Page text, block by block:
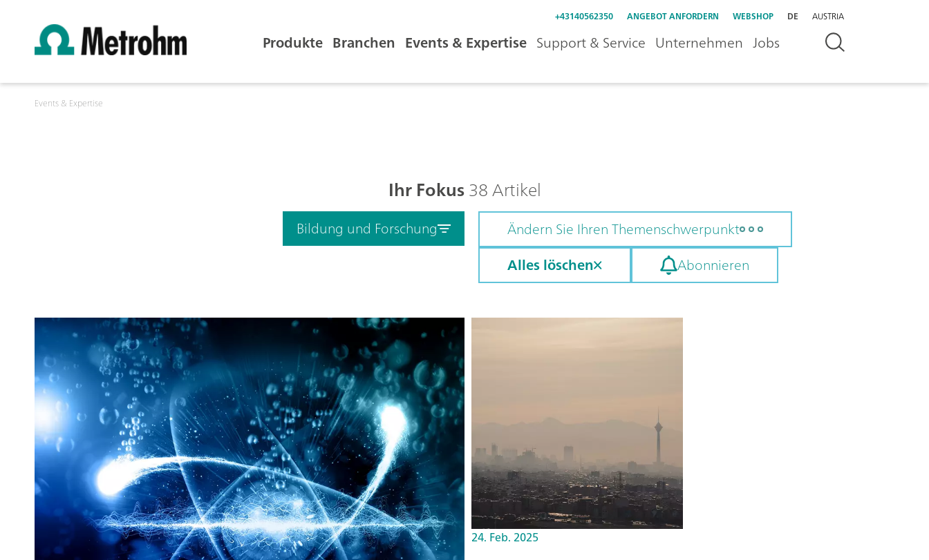
+43140562350 ANGEBOT ANFORDERN WEBSHOP DE AUSTRIA
Produkte Branchen Events & Expertise Support & Service Unternehmen Jobs
Events & Expertise
Ihr Fokus38 Artikel
Bildung und Forschung
Ändern Sie Ihren Themenschwerpunkt
Alles löschen
Abonnieren
24. Feb. 2025